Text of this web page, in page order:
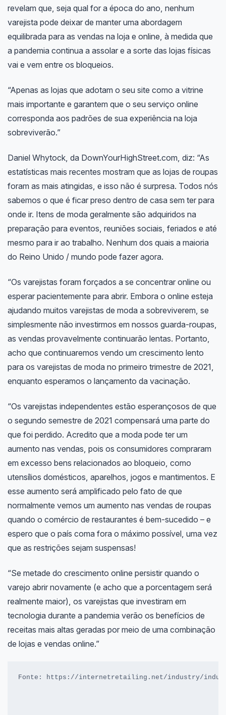
revelam que, seja qual for a época do ano, nenhum
varejista pode deixar de manter uma abordagem
equilibrada para as vendas na loja e online, à medida que
a pandemia continua a assolar e a sorte das lojas físicas
vai e vem entre os bloqueios.
“Apenas as lojas que adotam o seu site como a vitrine
mais importante e garantem que o seu serviço online
corresponda aos padrões de sua experiência na loja
sobreviverão.”
Daniel Whytock, da DownYourHighStreet.com, diz: “As
estatísticas mais recentes mostram que as lojas de roupas
foram as mais atingidas, e isso não é surpresa. Todos nós
sabemos o que é ficar preso dentro de casa sem ter para
onde ir. Itens de moda geralmente são adquiridos na
preparação para eventos, reuniões sociais, feriados e até
mesmo para ir ao trabalho. Nenhum dos quais a maioria
do Reino Unido / mundo pode fazer agora.
“Os varejistas foram forçados a se concentrar online ou
esperar pacientemente para abrir. Embora o online esteja
ajudando muitos varejistas de moda a sobreviverem, se
simplesmente não investirmos em nossos guarda-roupas,
as vendas provavelmente continuarão lentas. Portanto,
acho que continuaremos vendo um crescimento lento
para os varejistas de moda no primeiro trimestre de 2021,
enquanto esperamos o lançamento da vacinação.
“Os varejistas independentes estão esperançosos de que
o segundo semestre de 2021 compensará uma parte do
que foi perdido. Acredito que a moda pode ter um
aumento nas vendas, pois os consumidores compraram
em excesso bens relacionados ao bloqueio, como
utensílios domésticos, aparelhos, jogos e mantimentos. E
esse aumento será amplificado pelo fato de que
normalmente vemos um aumento nas vendas de roupas
quando o comércio de restaurantes é bem-sucedido – e
espero que o país coma fora o máximo possível, uma vez
que as restrições sejam suspensas!
“Se metade do crescimento online persistir quando o
varejo abrir novamente (e acho que a porcentagem será
realmente maior), os varejistas que investiram em
tecnologia durante a pandemia verão os benefícios de
receitas mais altas geradas por meio de uma combinação
de lojas e vendas online.”
Fonte: https://internetretailing.net/industry/